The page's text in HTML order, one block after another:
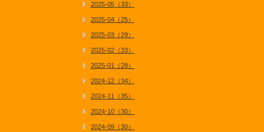
2025-05（33）
2025-04（25）
2025-03（29）
2025-02（33）
2025-01（28）
2024-12（34）
2024-11（35）
2024-10（30）
2024-09（30）